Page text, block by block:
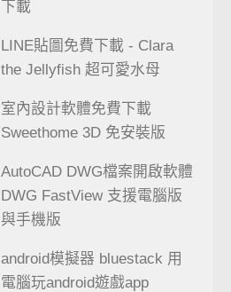
下載
LINE貼圖免費下載 - Clara
the Jellyfish 超可愛水母
室內設計軟體免費下載
Sweethome 3D 免安裝版
AutoCAD DWG檔案開啟軟體
DWG FastView 支援電腦版
與手機版
android模擬器 bluestack 用
電腦玩android遊戲app